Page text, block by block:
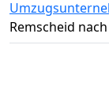
Remscheid